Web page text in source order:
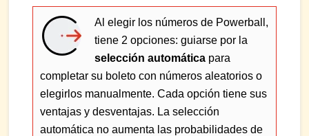
Al elegir los números de Powerball,
tiene 2 opciones: guiarse por la
selección automáticapara
completar su boleto con números aleatorios o
elegirlos manualmente. Cada opción tiene sus
ventajas y desventajas. La selección
automática no aumenta las probabilidades de